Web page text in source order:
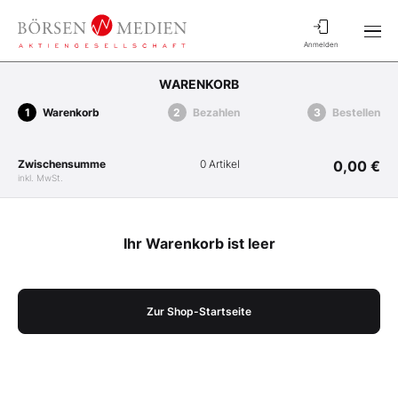
Anmelden
WARENKORB
Warenkorb Bezahlen Bestellen
Zwischensumme
inkl. MwSt.
0 Artikel 0,00 €
Ihr Warenkorb ist leer
Zur Shop-Startseite